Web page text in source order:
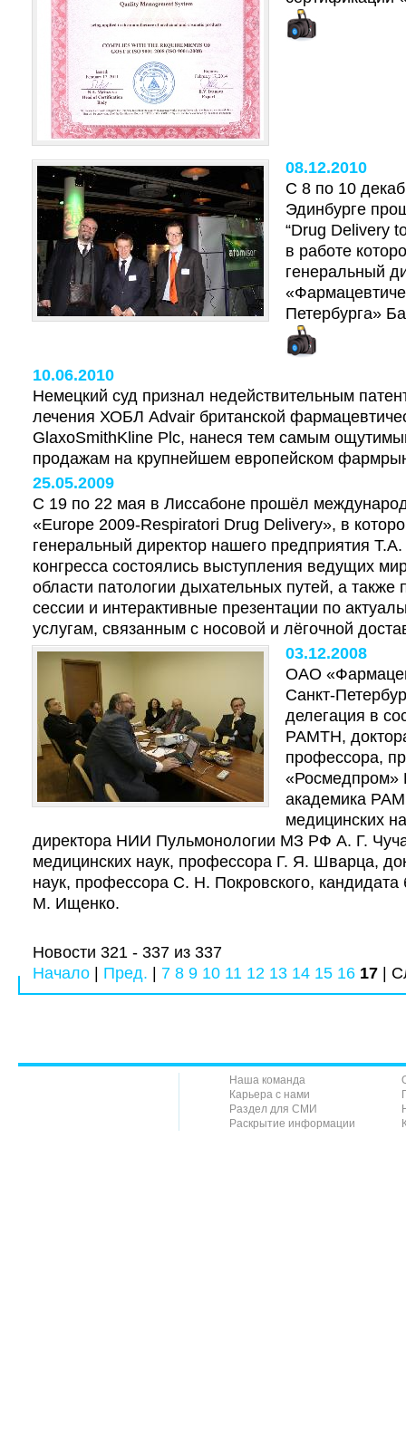
08.12.2010
С 8 по 10
Эдинбурге
“Drug Delivery
в работе
генеральный
Петербурга»
10.06.2010
Немецкий суд признал недействительным
лечения ХОБЛ Advair британской
GlaxoSmithKline Plc, нанеся тем самым
продажам на крупнейшем европейском
25.05.2009
С 19 по 22 мая в Лиссабоне прошёл
«Europe 2009-Respiratori Drug Delivery», в
генеральный директор нашего предприятия
конгресса состоялись выступления ведущих
области патологии дыхательных путей, а
сессии и интерактивные презентации по
услугам, связанным с носовой и лёгочной
03.12.2008
ОАО
Санкт-
делегация в
РАМТН,
профессора,
«Росмедпром»
академика
медицинских
директора НИИ Пульмонологии МЗ РФ А. Г.
медицинских наук, профессора Г. Я. Шварца,
наук, профессора С. Н. Покровского, кандидата
М. Ищенко.
Новости 321 - 337 из 337
Начало
Пред. 7 8 9 10 11 12 13 14 15 16 17 |
Наша команда
Карьера с нами
Раздел для СМИ
Раскрытие информации